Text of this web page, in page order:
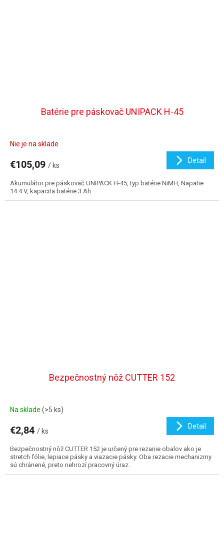
Batérie pre páskovač UNIPACK H-45
Nie je na sklade
€105,09 / ks
Detail
Akumulátor pre páskovač UNIPACK H-45, typ batérie NiMH, Napätie
14.4 V, kapacita batérie 3 Ah.
Bezpečnostný nôž CUTTER 152
Na sklade (>5 ks)
€2,84 / ks
Detail
Bezpečnostný nôž CUTTER 152 je určený pre rezanie obalov ako je
stretch fólie, lepiace pásky a viazacie pásky. Oba rezacie mechanizmy
sú chránené, preto nehrozí pracovný úraz.